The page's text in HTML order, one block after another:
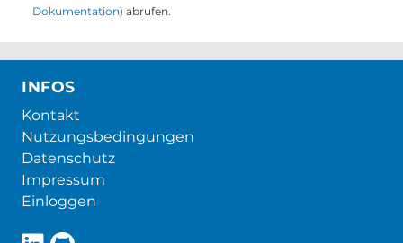
Dokumentation) abrufen.
INFOS
Kontakt
Nutzungsbedingungen
Datenschutz
Impressum
Einloggen